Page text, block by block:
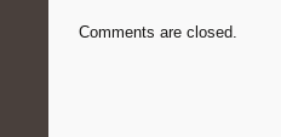
Comments are closed.